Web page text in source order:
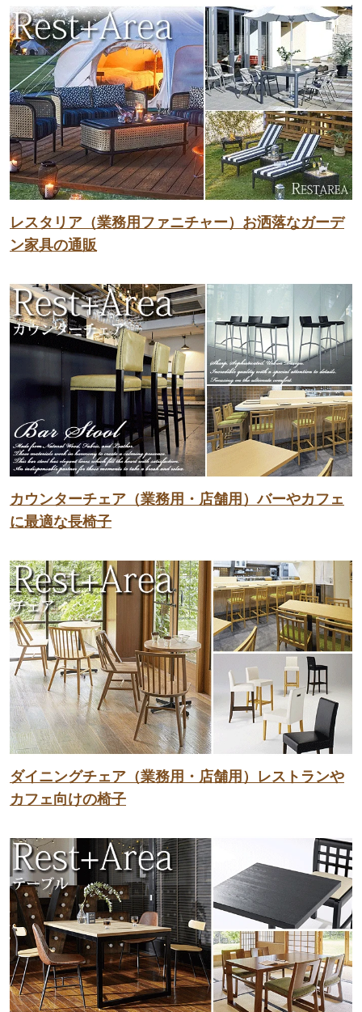
レスタリア（業務用ファニチャー）お洒落なガーデ
ン家具の通販
カウンターチェア（業務用・店舗用）バーやカフェ
に最適な長椅子
ダイニングチェア（業務用・店舗用）レストランや
カフェ向けの椅子